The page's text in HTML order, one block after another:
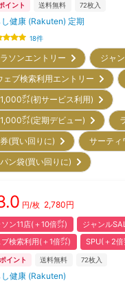
イント 送料無料 72枚入
健康 (Rakuten) 定期
18件
ソンエントリー
ジャ
ェブ検索利用エントリー
㌽(初サービス利用)
㌽(定期デビュー)
(買い回りに)
サーテ
ン袋(買い回りに)
円/枚 2,780円
ン11店(＋10倍㌽)
ジャンル
ブ検索利用(＋1倍㌽)
SPU(＋2倍
イント 送料無料 72枚入
健康 (Rakuten)